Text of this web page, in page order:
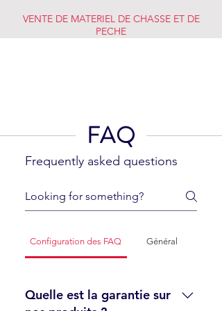
VENTE DE MATERIEL DE CHASSE ET DE
PECHE
FAQ
Frequently asked questions
Configuration des FAQ Général
Quelle est la garantie sur